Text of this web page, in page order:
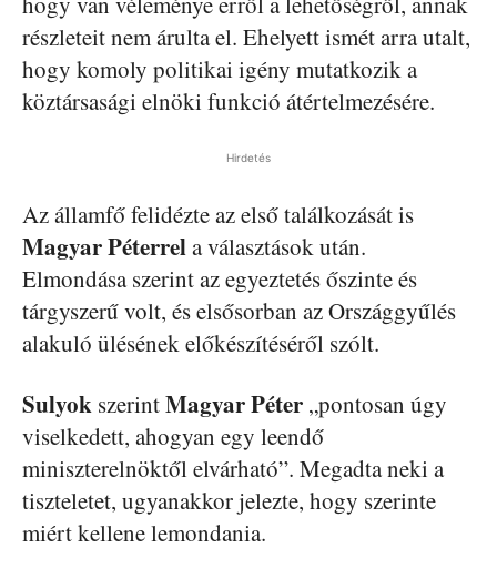
részleteit nem árulta el. Ehelyett ismét arra utalt,
hogy komoly politikai igény mutatkozik a
köztársasági elnöki funkció átértelmezésére.
Hirdetés
Az államfő felidézte az első találkozását is
Magyar Péterrela választások után.
Elmondása szerint az egyeztetés őszinte és
tárgyszerű volt, és elsősorban az Országgyűlés
alakuló ülésének előkészítéséről szólt.
Sulyok szerintMagyar Péter „pontosan úgy
viselkedett, ahogyan egy leendő
miniszterelnöktől elvárható”. Megadta neki a
tiszteletet, ugyanakkor jelezte, hogy szerinte
miért kellene lemondania.